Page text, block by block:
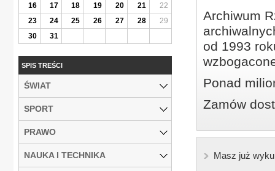
Archiwum
od 1993
Ponad
Zamów
Masz już
16
17 18 19 20 21
22
23
24 25 26 27 28
29
30
31
SPIS TREŚCI
ŚWIAT
SPORT
PRAWO
NAUKA I TECHNIKA